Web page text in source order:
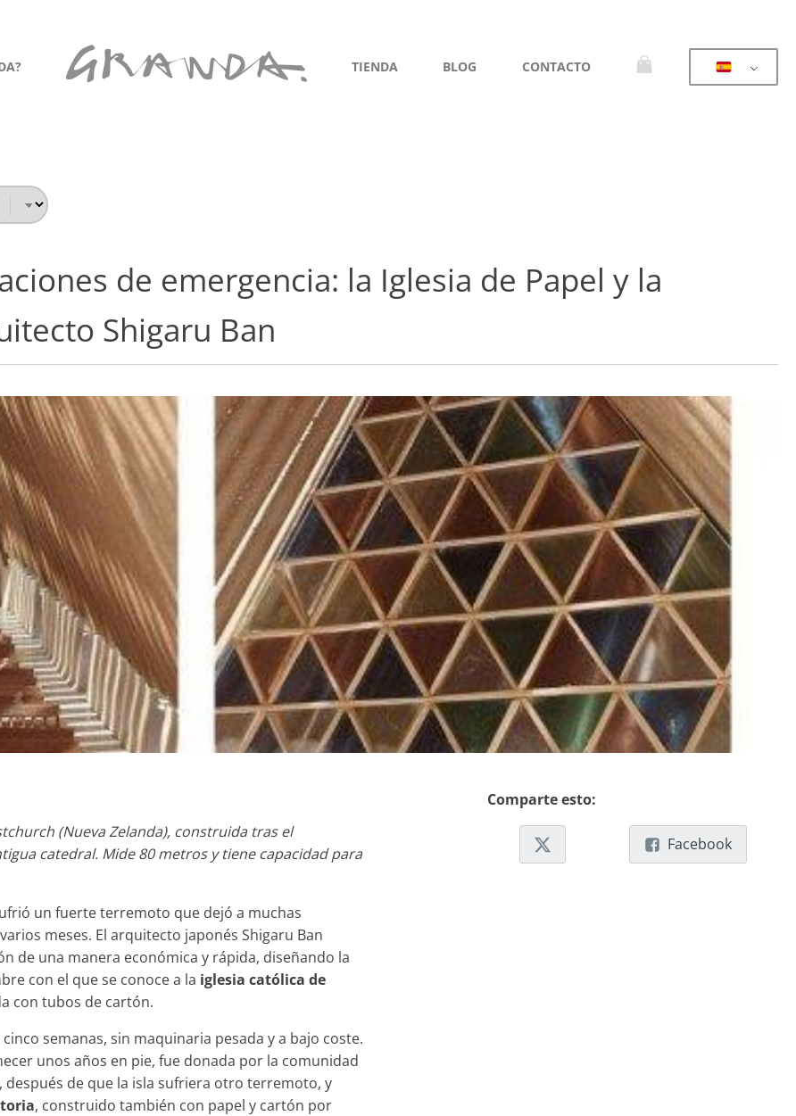
TIENDA BLOG CONTACTO
de emergencia: la Iglesia de Papel y la
Shigaru Ban
(Nueva Zelanda), construida tras el
catedral. Mide 80 metros y tiene capacidad para
un fuerte terremoto que dejó a muchas
meses. El arquitecto japonés Shigaru Ban
de una manera económica y rápida, diseñando la
con el que se conoce a la iglesia católica de
con tubos de cartón.
semanas, sin maquinaria pesada y a bajo coste.
unos años en pie, fue donada por la comunidad
después de que la isla sufriera otro terremoto, y
, construido también con papel y cartón por
Comparte esto:
Facebook